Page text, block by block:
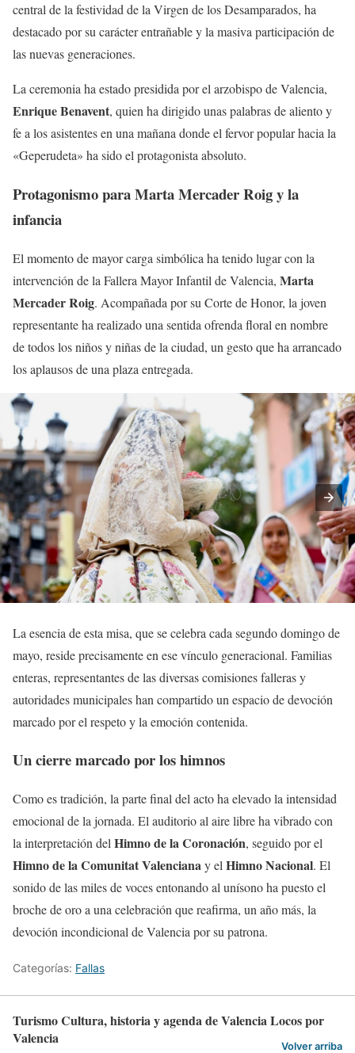
central de la festividad de la Virgen de los Desamparados, ha
destacado por su carácter entrañable y la masiva participación de
las nuevas generaciones.
La ceremonia ha estado presidida por el arzobispo de Valencia,
Enrique Benavent, quien ha dirigido unas palabras de aliento y
fe a los asistentes en una mañana donde el fervor popular hacia la
«Geperudeta» ha sido el protagonista absoluto.
Protagonismo para Marta Mercader Roig y la
infancia
El momento de mayor carga simbólica ha tenido lugar con la
intervención de la Fallera Mayor Infantil de Valencia, Marta
Mercader Roig. Acompañada por su Corte de Honor, la joven
representante ha realizado una sentida ofrenda floral en nombre
de todos los niños y niñas de la ciudad, un gesto que ha arrancado
los aplausos de una plaza entregada.
La esencia de esta misa, que se celebra cada segundo domingo de
mayo, reside precisamente en ese vínculo generacional. Familias
enteras, representantes de las diversas comisiones falleras y
autoridades municipales han compartido un espacio de devoción
marcado por el respeto y la emoción contenida.
Un cierre marcado por los himnos
Como es tradición, la parte final del acto ha elevado la intensidad
emocional de la jornada. El auditorio al aire libre ha vibrado con
la interpretación del Himno de la Coronación, seguido por el
Himno de la Comunitat Valencianay el Himno Nacional. El
sonido de las miles de voces entonando al unísono ha puesto el
broche de oro a una celebración que reafirma, un año más, la
devoción incondicional de Valencia por su patrona.
Categorías: Fallas
Turismo Cultura, historia y agenda de Valencia Locos por
Valencia
Volver arriba